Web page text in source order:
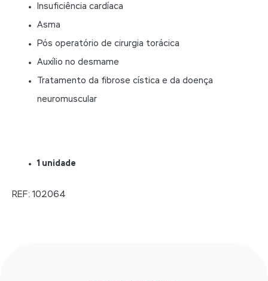
Insuficiência cardíaca
Asma
Pós operatório de cirurgia torácica
Auxílio no desmame
Tratamento da fibrose cística e da doença
neuromuscular
1 unidade
REF: 102064